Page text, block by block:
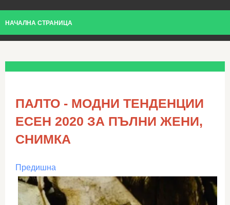
НАЧАЛНА СТРАНИЦА
ПАЛТО - МОДНИ ТЕНДЕНЦИИ
ЕСЕН 2020 ЗА ПЪЛНИ ЖЕНИ,
СНИМКА
Предишна